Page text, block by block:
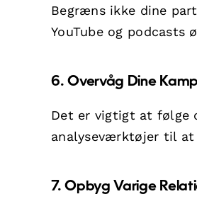
Begræns ikke dine
YouTube og
6. Overvåg Dine
Det er vigtigt at følge
analyseværktøjer til at
7. Opbyg Varige